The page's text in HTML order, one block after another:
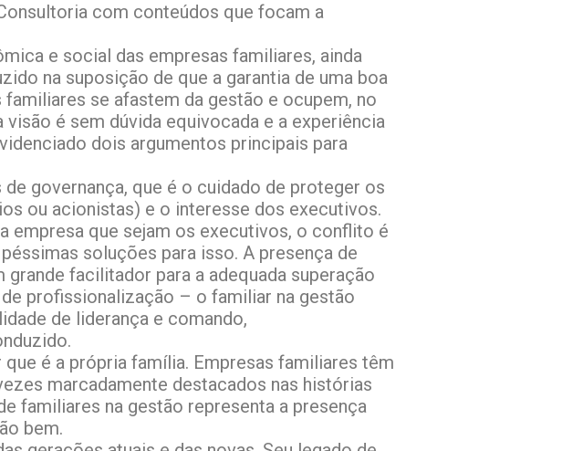
com conteúdos que focam a
e social das empresas familiares, ainda
na suposição de que a garantia de uma boa
se afastem da gestão e ocupem, no
é sem dúvida equivocada e a experiência
dois argumentos principais para
governança, que é o cuidado de proteger os
ou acionistas) e o interesse dos executivos.
que sejam os executivos, o conflito é
soluções para isso. A presença de
facilitador para a adequada superação
profissionalização – o familiar na gestão
de liderança e comando,
é a própria família. Empresas familiares têm
marcadamente destacados nas histórias
familiares na gestão representa a presença
bem.